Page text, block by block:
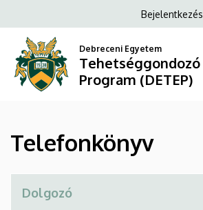
Telefonkönyv
Tehetséggondozó
Program
(DETEP)
a
tartalomra
Anonim
fiók
menüje
Bejelentkezés
Debreceni Egyetem
Tehetséggondozó
Program (DETEP)
Telefonkönyv